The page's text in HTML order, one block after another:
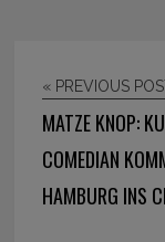
« PREVIOUS
MATZE KNOP:
COMEDIAN
HAMBURG INS